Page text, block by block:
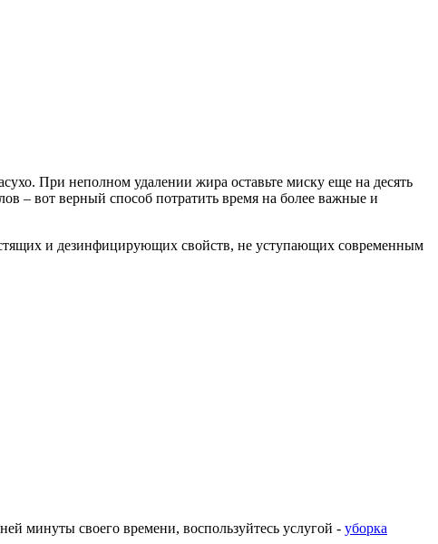
При неполном удалении жира оставьте миску еще на десять
– вот верный способ потратить время на более важные и
и дезинфицирующих свойств, не уступающих современным
минуты своего времени, воспользуйтесь услугой - уборка